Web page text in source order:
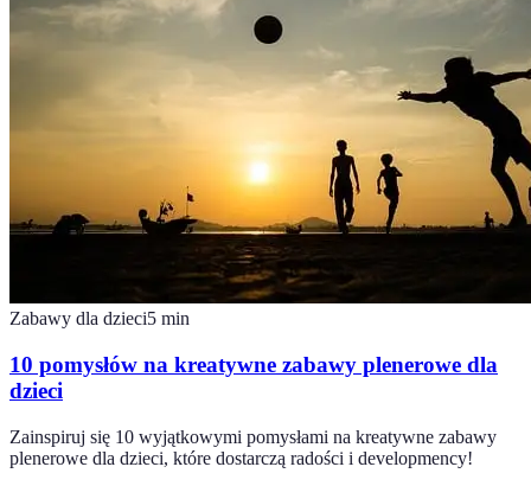
Zabawy dla dzieci5 min
10 pomysłów na kreatywne zabawy plenerowe dla
dzieci
Zainspiruj się 10 wyjątkowymi pomysłami na kreatywne zabawy
plenerowe dla dzieci, które dostarczą radości i developmency!